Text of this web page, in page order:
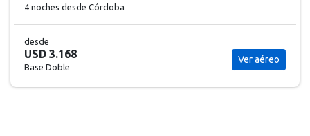
4 noches desde Córdoba
desde
USD 3.168
Base Doble
Ver aéreo